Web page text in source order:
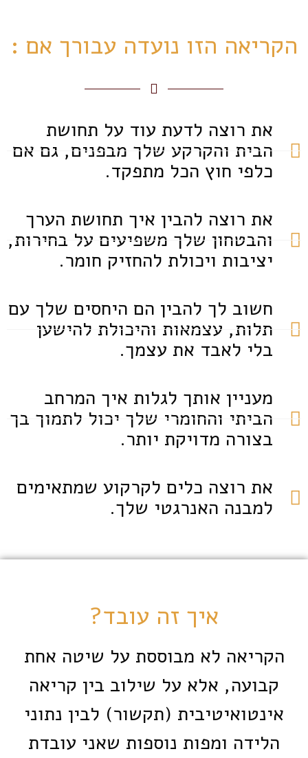
הקריאה הזו נועדה עבורך אם :
את רוצה לדעת עוד על תחושת
הבית והקרקע שלך מבפנים, גם אם
כלפי חוץ הכל מתפקד.
את רוצה להבין איך תחושת הערך
והבטחון שלך משפיעים על בחירות,
יציבות ויכולת להחזיק חומר.
חשוב לך להבין הם היחסים שלך עם
תלות, עצמאות והיכולת להישען
בלי לאבד את עצמך.
מעניין אותך לגלות איך המרחב
הביתי והחומרי שלך יכול לתמוך בך
בצורה מדויקת יותר.
את רוצה כלים לקרקוע שמתאימים
למבנה האנרגטי שלך.
איך זה עובד?
הקריאה לא מבוססת על שיטה אחת
קבועה, אלא על שילוב בין קריאה
אינטואיטיבית (תקשור) לבין נתוני
הלידה ומפות נוספות שאני עובדת